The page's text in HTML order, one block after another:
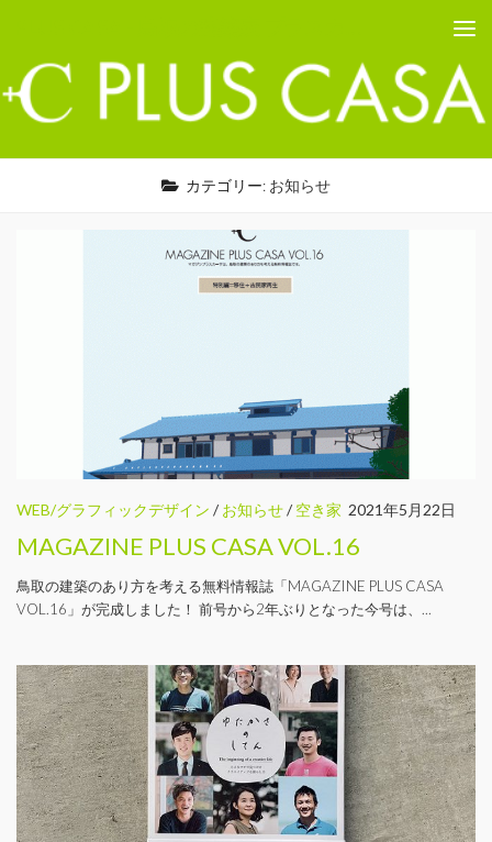
カテゴリー: お知らせ
WEB/グラフィックデザイン /お知らせ/空き家 2021年5月22日
MAGAZINE PLUS CASA VOL.16
鳥取の建築のあり方を考える無料情報誌「MAGAZINE PLUS CASA
VOL.16」が完成しました！ 前号から2年ぶりとなった今号は、...